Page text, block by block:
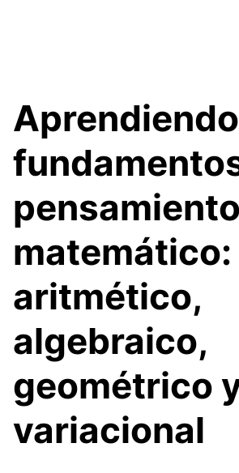
pensamiento
matemático:
aritmético,
algebraico,
geométrico
variacional